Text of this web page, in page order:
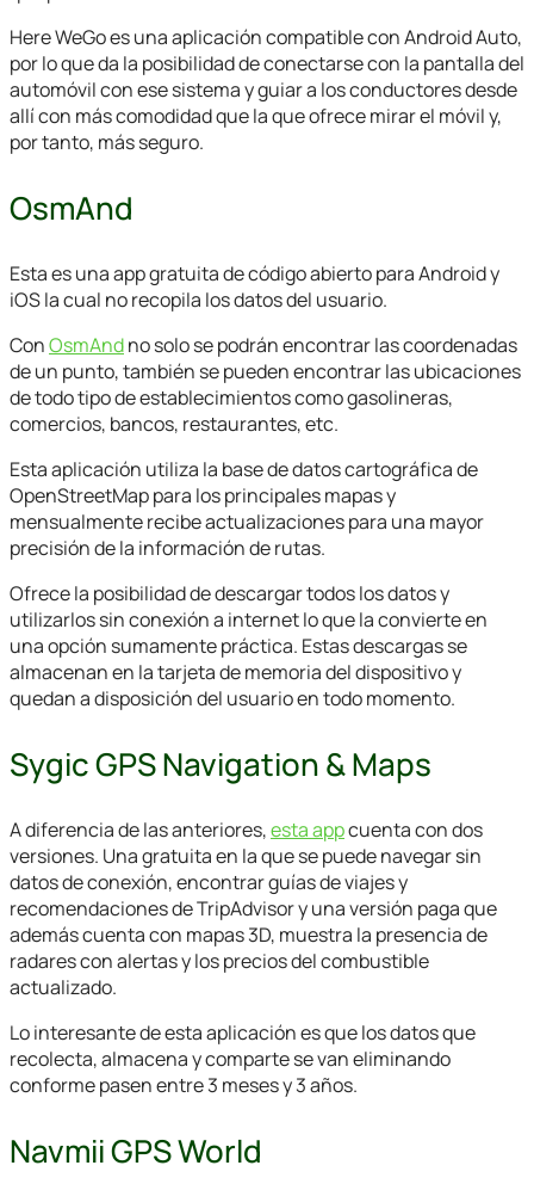
Here WeGo es una aplicación compatible con Android Auto,
por lo que da la posibilidad de conectarse con la pantalla del
automóvil con ese sistema y guiar a los conductores desde
allí con más comodidad que la que ofrece mirar el móvil y,
por tanto, más seguro.
OsmAnd
Esta es una app gratuita de código abierto para Android y
iOS la cual no recopila los datos del usuario.
ConOsmAndno solo se podrán encontrar las coordenadas
de un punto, también se pueden encontrar las ubicaciones
de todo tipo de establecimientos como gasolineras,
comercios, bancos, restaurantes, etc.
Esta aplicación utiliza la base de datos cartográfica de
OpenStreetMap para los principales mapas y
mensualmente recibe actualizaciones para una mayor
precisión de la información de rutas.
Ofrece la posibilidad de descargar todos los datos y
utilizarlos sin conexión a internet lo que la convierte en
una opción sumamente práctica. Estas descargas se
almacenan en la tarjeta de memoria del dispositivo y
quedan a disposición del usuario en todo momento.
Sygic GPS Navigation & Maps
A diferencia de las anteriores,esta appcuenta con dos
versiones. Una gratuita en la que se puede navegar sin
datos de conexión, encontrar guías de viajes y
recomendaciones de TripAdvisor y una versión paga que
además cuenta con mapas 3D, muestra la presencia de
radares con alertas y los precios del combustible
actualizado.
Lo interesante de esta aplicación es que los datos que
recolecta, almacena y comparte se van eliminando
conforme pasen entre 3 meses y 3 años.
Navmii GPS World